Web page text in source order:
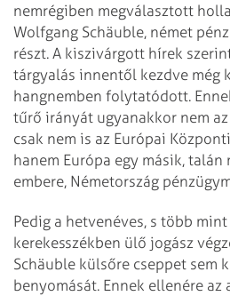
nemrégiben megválasztott
Wolfgang Schäuble, német
részt. A kiszivárgott hírek
tárgyalás innentől kezdve még
hangnemben folytatódott.
tűrő irányát ugyanakkor nem
csak nem is az Európai
hanem Európa egy másik,
embere, Németország
Pedig a hetvenéves, s több
kerekesszékben ülő jogász
Schäuble külsőre cseppet sem
benyomását. Ennek ellenére az